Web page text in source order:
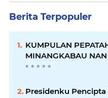
Berita Terpopuler
KUMPULAN
MINANGKABAU
Presidenku Pencipta